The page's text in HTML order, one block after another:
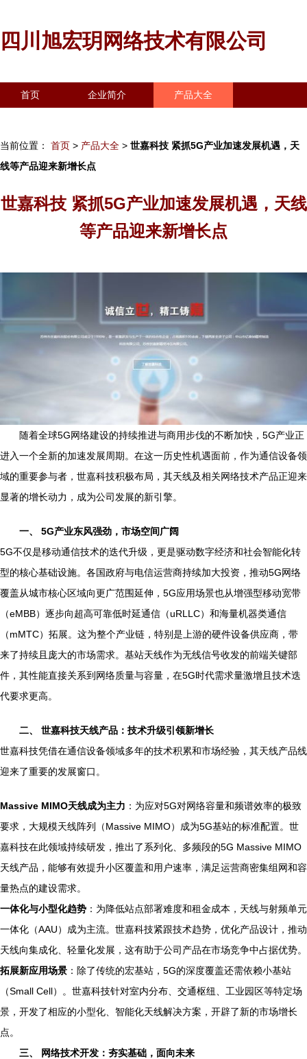
四川旭宏玥网络技术有限公司
首页 企业简介 产品大全
当前位置： 首页 > 产品大全 > 世嘉科技 紧抓5G产业加速发展机遇，天
线等产品迎来新增长点
世嘉科技 紧抓5G产业加速发展机遇，天线
等产品迎来新增长点
随着全球5G网络建设的持续推进与商用步伐的不断加快，5G产业正
进入一个全新的加速发展周期。在这一历史性机遇面前，作为通信设备领
域的重要参与者，世嘉科技积极布局，其天线及相关网络技术产品正迎来
显著的增长动力，成为公司发展的新引擎。
一、 5G产业东风强劲，市场空间广阔
5G不仅是移动通信技术的迭代升级，更是驱动数字经济和社会智能化转
型的核心基础设施。各国政府与电信运营商持续加大投资，推动5G网络
覆盖从城市核心区域向更广范围延伸，5G应用场景也从增强型移动宽带
（eMBB）逐步向超高可靠低时延通信（uRLLC）和海量机器类通信
（mMTC）拓展。这为整个产业链，特别是上游的硬件设备供应商，带
来了持续且庞大的市场需求。基站天线作为无线信号收发的前端关键部
件，其性能直接关系到网络质量与容量，在5G时代需求量激增且技术迭
代要求更高。
二、 世嘉科技天线产品：技术升级引领新增长
世嘉科技凭借在通信设备领域多年的技术积累和市场经验，其天线产品线
迎来了重要的发展窗口。
Massive MIMO天线成为主力 ：为应对5G对网络容量和频谱效率的极致
要求，大规模天线阵列（Massive MIMO）成为5G基站的标准配置。世
嘉科技在此领域持续研发，推出了系列化、多频段的5G Massive MIMO
天线产品，能够有效提升小区覆盖和用户速率，满足运营商密集组网和容
量热点的建设需求。
一体化与小型化趋势 ：为降低站点部署难度和租金成本，天线与射频单元
一体化（AAU）成为主流。世嘉科技紧跟技术趋势，优化产品设计，推动
天线向集成化、轻量化发展，这有助于公司产品在市场竞争中占据优势。
拓展新应用场景 ：除了传统的宏基站，5G的深度覆盖还需依赖小基站
（Small Cell）。世嘉科技针对室内分布、交通枢纽、工业园区等特定场
景，开发了相应的小型化、智能化天线解决方案，开辟了新的市场增长
点。
三、 网络技术开发：夯实基础，面向未来